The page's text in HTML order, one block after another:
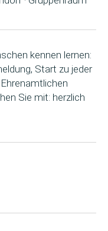
kennen lernen:
Start zu jeder
Sie mit: herzlich